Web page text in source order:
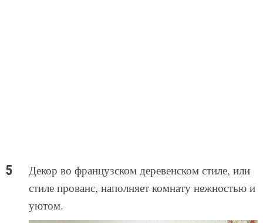
Декор во французском деревенском стиле, или
стиле прованс, наполняет комнату нежностью и
уютом.